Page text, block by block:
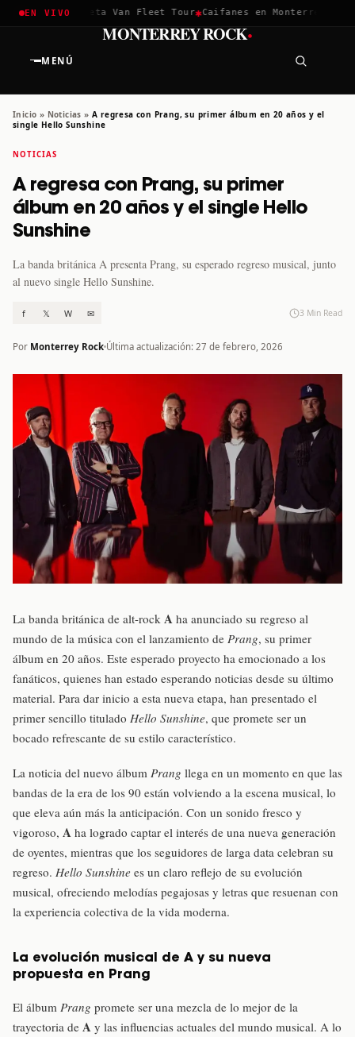
EN VIVO
2026✱Greta Van Fleet Tour✱Caifanes en Monterrey · 12
MENÚ
MONTERREY ROCK·
Inicio » Noticias » A regresa con Prang, su primer álbum en 20 años y el
single Hello Sunshine
NOTICIAS
A regresa con Prang, su primer
álbum en 20 años y el single Hello
Sunshine
La banda británica A presenta Prang, su esperado regreso musical, junto
al nuevo single Hello Sunshine.
f 𝕏 W ✉ 3 Min Read
Por Monterrey Rock Última actualización: 27 de febrero, 2026
La banda británica de alt-rock A ha anunciado su regreso al
mundo de la música con el lanzamiento de Prang, su primer
álbum en 20 años. Este esperado proyecto ha emocionado a los
fanáticos, quienes han estado esperando noticias desde su último
material. Para dar inicio a esta nueva etapa, han presentado el
primer sencillo titulado Hello Sunshine, que promete ser un
bocado refrescante de su estilo característico.
La noticia del nuevo álbum Prang llega en un momento en que las
bandas de la era de los 90 están volviendo a la escena musical, lo
que eleva aún más la anticipación. Con un sonido fresco y
vigoroso, A ha logrado captar el interés de una nueva generación
de oyentes, mientras que los seguidores de larga data celebran su
regreso. Hello Sunshine es un claro reflejo de su evolución
musical, ofreciendo melodías pegajosas y letras que resuenan con
la experiencia colectiva de la vida moderna.
La evolución musical de A y su nueva
propuesta en Prang
El álbum Prang promete ser una mezcla de lo mejor de la
trayectoria de A y las influencias actuales del mundo musical. A lo